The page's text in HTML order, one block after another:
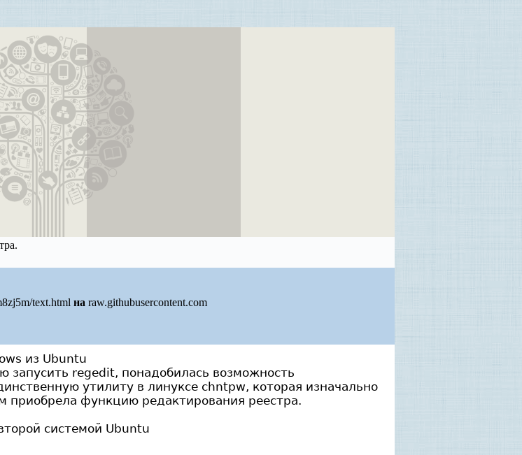
text.html на raw.githubusercontent.com
из Ubuntu
запусить regedit, понадобилась возможность
утилиту в линуксе chntpw, которая изначально
приобрела функцию редактирования реестра.
системой Ubuntu